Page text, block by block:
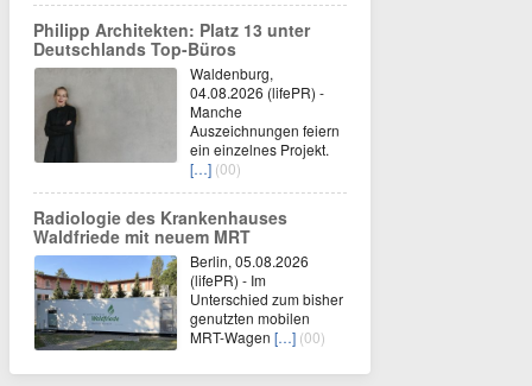
Philipp Architekten: Platz 13 unter
Deutschlands Top-Büros
Waldenburg,
04.08.2026 (lifePR) -
Manche
Auszeichnungen feiern
ein einzelnes Projekt.
[…] (00)
Radiologie des Krankenhauses
Waldfriede mit neuem MRT
Berlin, 05.08.2026
(lifePR) - Im
Unterschied zum bisher
genutzten mobilen
MRT-Wagen […] (00)